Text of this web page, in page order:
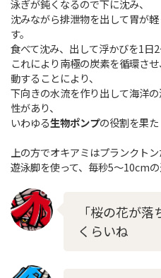
泳ぎが鈍くなるので下に沈み、
沈みながら排泄物を出して胃が
す。
食べて沈み、出して浮かびを1日
これにより南極の炭素を循環さ
動することにより、
下向きの水流を作り出して海洋
性があり、
いわゆる生物ポンプの役割を果た
上の方でオキアミはプランクト
遊泳脚を使って、毎秒5～10cmの
「桜の花が落
くらいね